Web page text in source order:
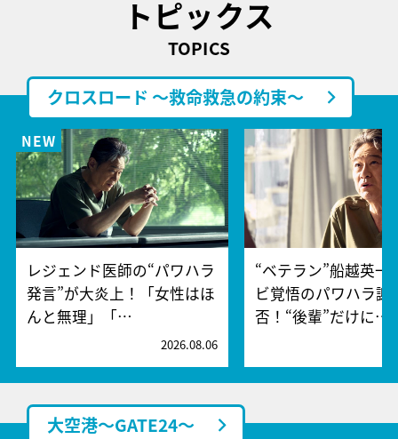
トピックス
TOPICS
クロスロード ～救命救急の約束～
レジェンド医師の“パワハラ
発言”が大炎上！「女性はほ
んと無理」「…
2026.08.06
“ベテラン”船越英一
ビ覚悟のパワハラ謝
否！“後輩”だけに…
大空港～GATE24～